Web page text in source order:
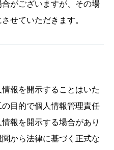
がございますが、その場
せていただきます。
報を開示することはいた
目的で個人情報管理責任
報を開示する場合があり
から法律に基づく正式な